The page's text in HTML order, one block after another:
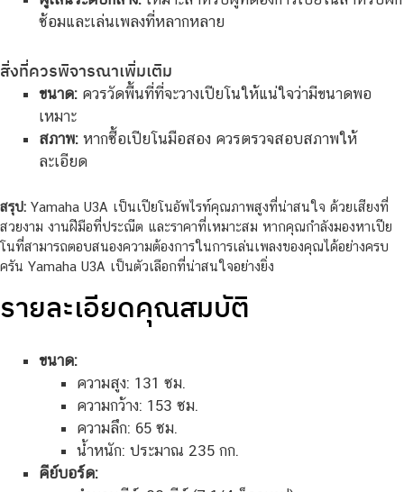
ซ้อมและเล่นเพลงที่หลากหลาย
สิ่งที่ควรพิจารณาเพิ่มเติม
ขนาด:ควรวัดพื้นที่ที่จะวางเปียโนให้แน่ใจว่ามีขนาดพอ
เหมาะ
สภาพ:หากซื้อเปียโนมือสอง ควรตรวจสอบสภาพให้
ละเอียด
สรุป: Yamaha U3A เป็นเปียโนอัพไรท์คุณภาพสูงที่น่าสนใจ ด้วยเสียงที่
สวยงาม งานฝีมือที่ประณีต และราคาที่เหมาะสม หากคุณกำลังมองหาเปีย
โนที่สามารถตอบสนองความต้องการในการเล่นเพลงของคุณได้อย่างครบ
ครัน Yamaha U3A เป็นตัวเลือกที่น่าสนใจอย่างยิ่ง
รายละเอียดคุณสมบัติ
ขนาด:
ความสูง: 131 ซม.
ความกว้าง: 153 ซม.
ความลึก: 65 ซม.
น้ำหนัก: ประมาณ 235 กก.
คีย์บอร์ด: